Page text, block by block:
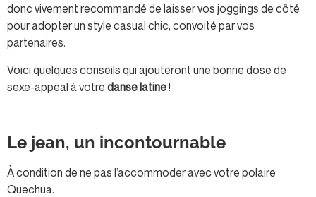
donc vivement recommandé de laisser vos joggings de côté
pour adopter un style casual chic, convoité par vos
partenaires.
Voici quelques conseils qui ajouteront une bonne dose de
sexe-appeal à votre danse latine!
Le jean, un incontournable
À condition de ne pas l’accommoder avec votre polaire
Quechua.